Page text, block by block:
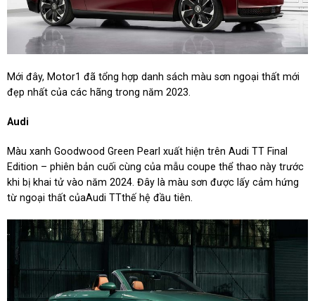
Mới đây, Motor1 đã tổng hợp danh sách màu sơn ngoại thất mới
đẹp nhất của các hãng trong năm 2023.
Audi
Màu xanh Goodwood Green Pearl xuất hiện trên Audi TT Final
Edition – phiên bản cuối cùng của mẫu coupe thể thao này trước
khi bị khai tử vào năm 2024. Đây là màu sơn được lấy cảm hứng
từ ngoại thất củaAudi TTthế hệ đầu tiên.